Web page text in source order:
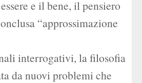
e il bene, il pensiero
“approssimazione
interrogativi, la filosofia
da nuovi problemi che